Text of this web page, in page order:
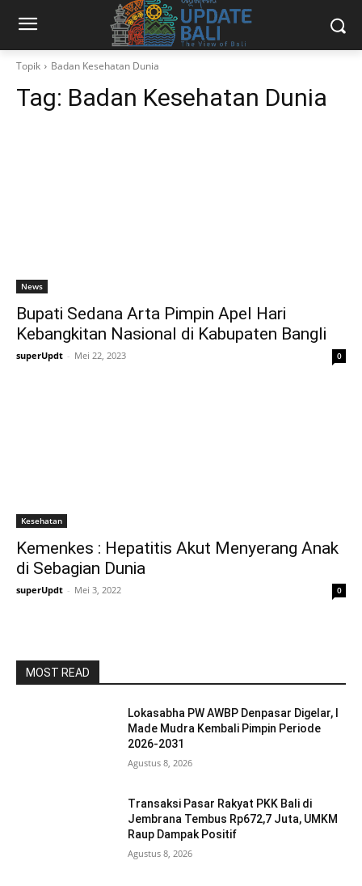
Topik Badan Kesehatan Dunia
Tag: Badan Kesehatan Dunia
News
Bupati Sedana Arta Pimpin Apel Hari
Kebangkitan Nasional di Kabupaten Bangli
superUpdt - Mei 22, 2023 0
Kesehatan
Kemenkes : Hepatitis Akut Menyerang Anak
di Sebagian Dunia
superUpdt - Mei 3, 2022 0
MOST READ
Lokasabha PW AWBP Denpasar Digelar, I
Made Mudra Kembali Pimpin Periode
2026-2031
Agustus 8, 2026
Transaksi Pasar Rakyat PKK Bali di
Jembrana Tembus Rp672,7 Juta, UMKM
Raup Dampak Positif
Agustus 8, 2026